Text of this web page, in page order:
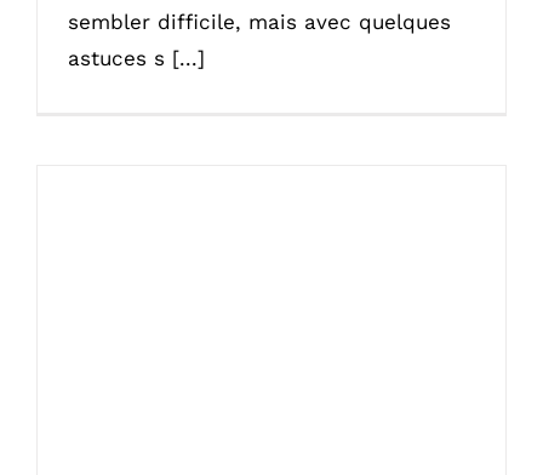
sembler difficile, mais avec quelques
astuces s [...]